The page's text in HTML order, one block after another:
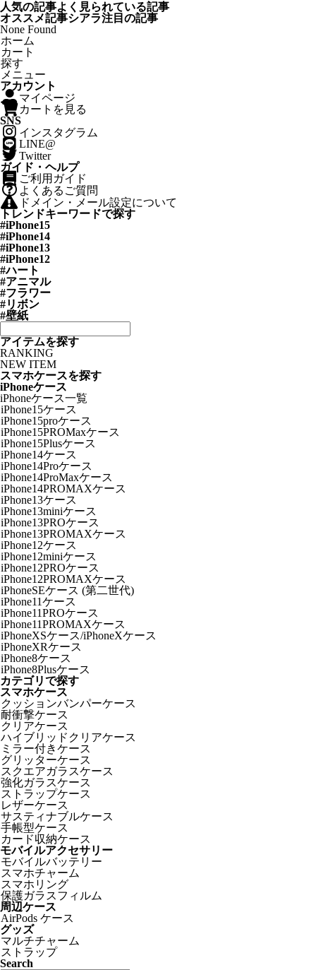
人気の記事よく見られている記事
オススメ記事シアラ注目の記事
None Found
ホーム
カート
探す
メニュー
アカウント
マイページ
カートを見る
SNS
インスタグラム
LINE@
Twitter
ガイド・ヘルプ
ご利用ガイド
よくあるご質問
ドメイン・メール設定について
トレンドキーワードで探す
#iPhone15
#iPhone14
#iPhone13
#iPhone12
#ハート
#アニマル
#フラワー
#リボン
#壁紙
アイテムを探す
RANKING
NEW ITEM
スマホケースを探す
iPhoneケース
iPhoneケース一覧
iPhone15ケース
iPhone15proケース
iPhone15PROMaxケース
iPhone15Plusケース
iPhone14ケース
iPhone14Proケース
iPhone14ProMaxケース
iPhone14PROMAXケース
iPhone13ケース
iPhone13miniケース
iPhone13PROケース
iPhone13PROMAXケース
iPhone12ケース
iPhone12miniケース
iPhone12PROケース
iPhone12PROMAXケース
iPhoneSEケース (第二世代)
iPhone11ケース
iPhone11PROケース
iPhone11PROMAXケース
iPhoneXSケース/iPhoneXケース
iPhoneXRケース
iPhone8ケース
iPhone8Plusケース
カテゴリで探す
スマホケース
クッションバンパーケース
耐衝撃ケース
クリアケース
ハイブリッドクリアケース
ミラー付きケース
グリッターケース
スクエアガラスケース
強化ガラスケース
ストラップケース
レザーケース
サスティナブルケース
手帳型ケース
カード収納ケース
モバイルアクセサリー
モバイルバッテリー
スマホチャーム
スマホリング
保護ガラスフィルム
周辺ケース
AirPods ケース
グッズ
マルチチャーム
ストラップ
Search